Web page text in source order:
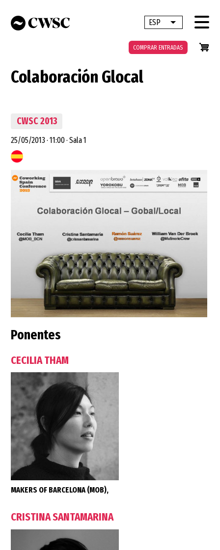
contenido
ESP Lista adicional
COMPRAR ENTRADAS
Colaboración Glocal
CWSC 2013
25/05/2013· 11:00· Sala 1
Ponentes
CECILIA THAM
MAKERS OF BARCELONA (MOB),
CRISTINA SANTAMARINA